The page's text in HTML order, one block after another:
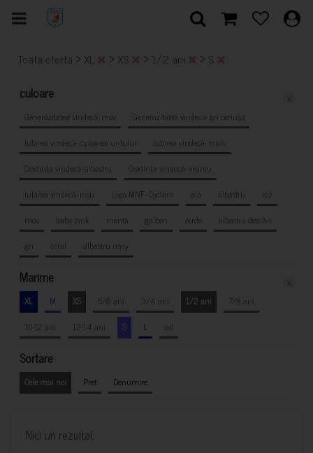
Toata oferta > XL > XS > 1/2 ani > S
culoare
Generozitatea vindecă- mov
Generozitatea vindecă- gri cenușă
Iubirea vindecă- culoarea untului
Iubirea vindecă- maro
Credința vindecă- albastru
Credința vindecă- vișiniu
Iubirea vindecă- roșu
Logo MNF- Cyclam alb albastru
roz
mov
baby pink mentă galben verde
albastru deschis
gri
coral albastru navy
Marime
XL M XS 5/6 ani 3/4 ani 1/2 ani
7/8 ani
10-12 ani
12-14 ani S L xxl
Sortare
Cele mai noi Pret Denumire
Nici un rezultat